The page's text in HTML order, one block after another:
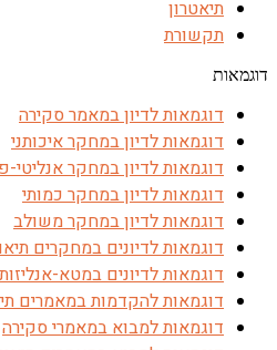
תיאטרון
תקשורת
דוגמאות
דוגמאות לדיון במאמר סקירה
דוגמאות לדיון במחקר איכותני
דוגמאות לדיון במחקר אנליטי-
דוגמאות לדיון במחקר כמותי
דוגמאות לדיון במחקר משולב
דוגמאות לדיונים במחקרים
דוגמאות לדיונים במטא-אנליזות
דוגמאות להקדמות במאמרים
דוגמאות למבוא במאמרי סקירה